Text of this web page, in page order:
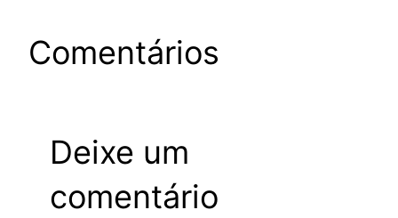
Comentários
Deixe um
comentário